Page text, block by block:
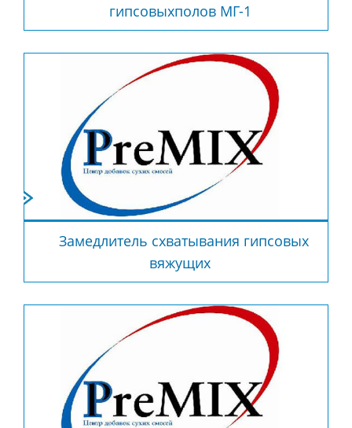
гипсовыхполов МГ-1
Замедлитель схватывания гипсовых
вяжущих